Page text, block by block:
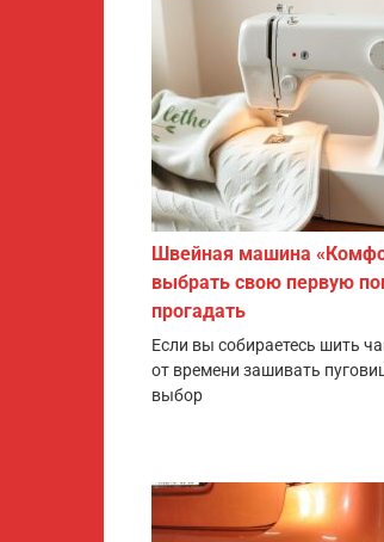
Швейная машина
выбрать свою первую
прогадать
Если вы собираетесь шить
от времени зашивать
выбор